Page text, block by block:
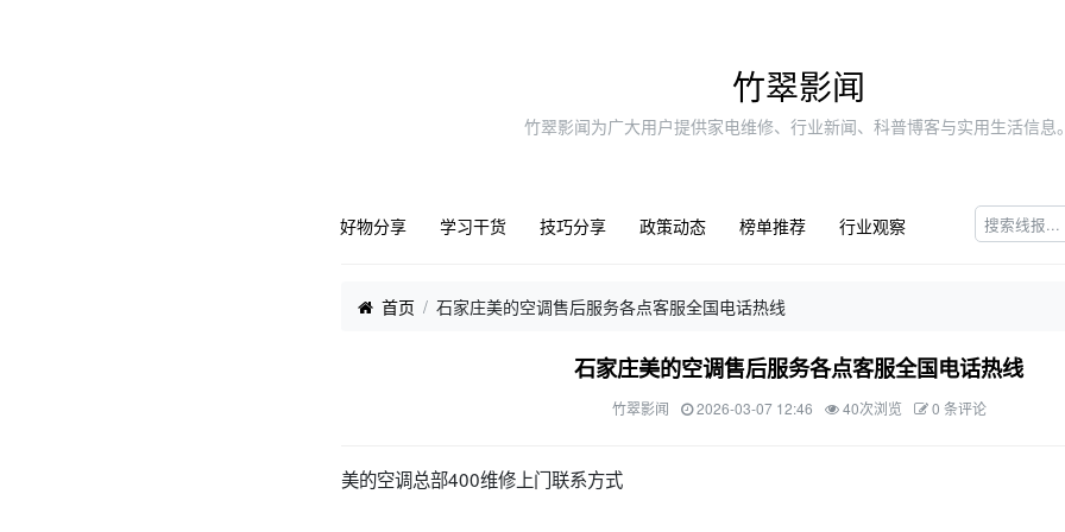
竹翠影闻
竹翠影闻为广大用户提供家电维修、行业新闻、科普博客与实用生活信息
好物分享 学习干货 技巧分享 政策动态 榜单推荐 行业观察
首页 石家庄美的空调售后服务各点客服全国电话热线
石家庄美的空调售后服务各点客服全国电话热线
竹翠影闻 2026-03-07 12:46 40次浏览 0 条评论
美的空调总部400维修上门联系方式